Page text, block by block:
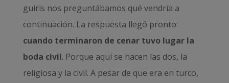
guiris nos preguntábamos qué vendría a
continuación. La respuesta llegó pronto:
cuando terminaron de cenar tuvo lugar la
boda civil. Porque aquí se hacen las dos, la
religiosa y la civil. A pesar de que era en turco,